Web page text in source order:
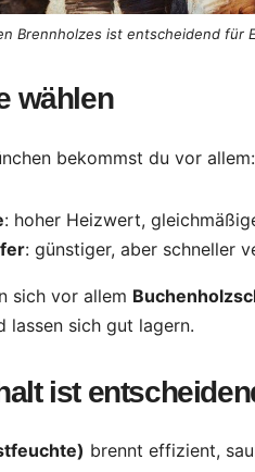
Brennholzes ist entscheidend für
wählen
bekommst du vor allem:
: hoher Heizwert,
: günstiger, aber schneller
sich vor allem
lassen sich gut lagern.
ist
brennt effizient,